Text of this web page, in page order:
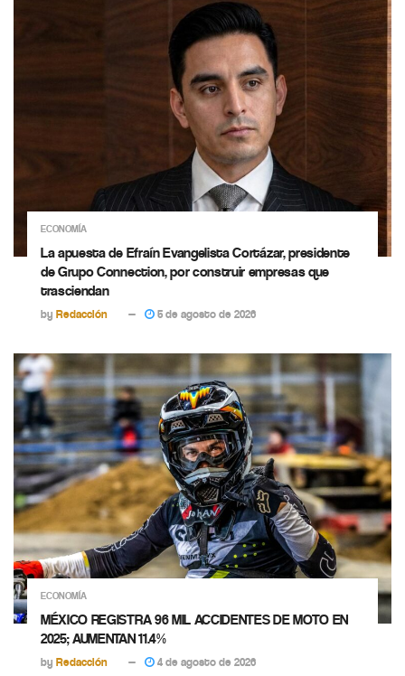
ECONOMÍA
La apuesta de Efraín Evangelista Cortázar, presidente
de Grupo Connection, por construir empresas que
trasciendan
by Redacción 5 de agosto de 2026
ECONOMÍA
MÉXICO REGISTRA 96 MIL ACCIDENTES DE MOTO EN
2025; AUMENTAN 11.4%
by Redacción 4 de agosto de 2026